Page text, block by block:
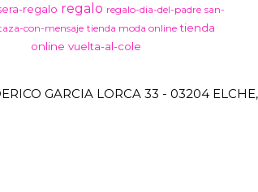
regalo regalo regalo-dia-del-padre san-
con-mensaje tienda moda online tienda
online vuelta-al-cole
GARCIA LORCA 33 - 03204